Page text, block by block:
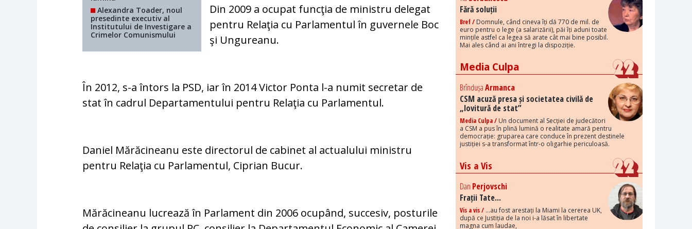
Alexandra Toader, noul
presedinte executiv al
Institutului de Investigare a
Crimelor Comunismului
Din 2009 a ocupat funcţia de ministru delegat
pentru Relaţia cu Parlamentul în guvernele Boc
şi Ungureanu.
În 2012, s-a întors la PSD, iar în 2014 Victor Ponta l-a numit secretar de
stat în cadrul Departamentului pentru Relaţia cu Parlamentul.
Daniel Mărăcineanu este directorul de cabinet al actualului ministru
pentru Relaţia cu Parlamentul, Ciprian Bucur.
Mărăcineanu lucrează în Parlament din 2006 ocupând, succesiv, posturile
Fără soluții
Bref / Domnule, când cineva îți dă 770 de mil. de
euro pentru o lege (a salarizării), păi îți aduni toate
mințile astfel ca legea să arate cât mai bine posibil.
Mai ales când ai ani întregi la dispoziție.
Media Culpa
BrîndușaArmanca
CSM acuză presa și societatea civilă de
„lovitură de stat”
Media Culpa / Un document al Secției de judecători
a CSM a pus în plină lumină o realitate amară pentru
democrație: gruparea care conduce în prezent destinele
justiției s-a transformat într-o oligarhie periculoasă.
Vis a Vis
Dan Perjovschi
Frații Tate...
Vis a vis / ...au fost arestați la Miami la cererea UK,
după ce Justiția de la noi i-a lăsat în libertate
magna cum laudae,